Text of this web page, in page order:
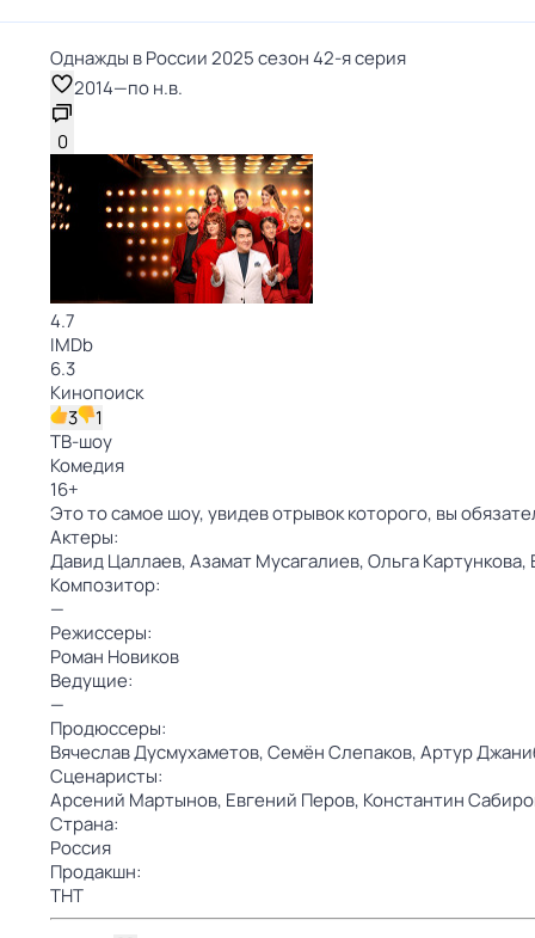
Однажды в России 2025 сезон 42-я серия
2014—по н.в.
0
4.7
IMDb
6.3
Кинопоиск
3
1
ТВ-шоу
Комедия
16+
Это то самое шоу, увидев отрывок которого, вы
Актеры:
Давид Цаллаев,Азамат Мусагалиев,Ольга Картункова,
Композитор:
—
Режиссеры:
Роман Новиков
Ведущие:
—
Продюссеры:
Вячеслав Дусмухаметов,Семён Слепаков,Артур
Сценаристы:
Арсений Мартынов, Евгений Перов, Константин
Страна:
Россия
Продакшн:
ТНТ